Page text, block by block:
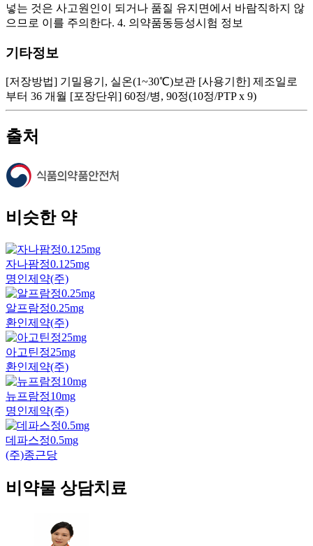
넣는 것은 사고원인이 되거나 품질 유지면에서 바람직하지 않
으므로 이를 주의한다. 4. 의약품동등성시험 정보
기타정보
[저장방법] 기밀용기, 실온(1~30℃)보관 [사용기한] 제조일로
부터 36 개월 [포장단위] 60정/병, 90정(10정/PTP x 9)
출처
비슷한 약
자나팜정0.125mg
명인제약(주)
알프람정0.25mg
환인제약(주)
아고틴정25mg
환인제약(주)
뉴프람정10mg
명인제약(주)
데파스정0.5mg
(주)종근당
비약물 상담치료